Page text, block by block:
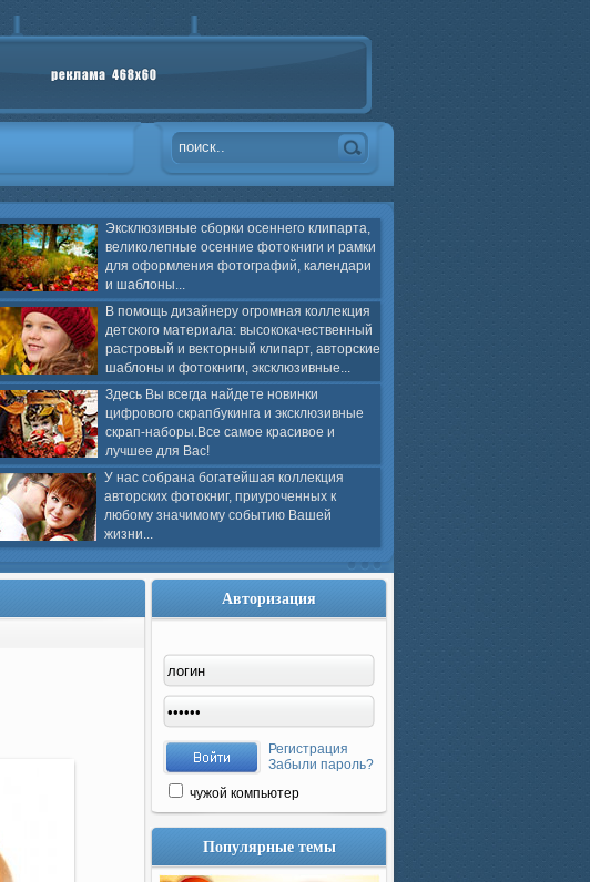
Эксклюзивные сборки осеннего клипарта,
великолепные осенние фотокниги и рамки
для оформления фотографий, календари
и шаблоны...
В помощь дизайнеру огромная коллекция
детского материала: высококачественный
растровый и векторный клипарт, авторские
шаблоны и фотокниги, эксклюзивные...
Здесь Вы всегда найдете новинки
цифрового скрапбукинга и эксклюзивные
скрап-наборы.Все самое красивое и
лучшее для Вас!
У нас собрана богатейшая коллекция
авторских фотокниг, приуроченных к
любому значимому событию Вашей
жизни...
Авторизация
Регистрация
Забыли пароль?
чужой компьютер
Популярные темы